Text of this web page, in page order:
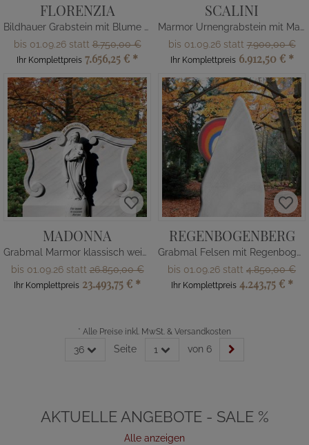
FLORENZIA
Bildhauer Grabstein mit Blume weiß
bis 01.09.26 statt8.750,00 €
Ihr Komplettpreis 7.656,25 € *
SCALINI
Marmor Urnengrabstein mit Madonna Figur
bis 01.09.26 statt7.900,00 €
Ihr Komplettpreis 6.912,50 € *
MADONNA
Grabmal Marmor klassisch weiß mit Maria Figur
bis 01.09.26 statt26.850,00 €
Ihr Komplettpreis 23.493,75 € *
REGENBOGENBERG
Grabmal Felsen mit Regenbogen
bis 01.09.26 statt 4.850,00 €
Ihr Komplettpreis 4.243,75 € *
* Alle Preise inkl. MwSt. & Versandkosten
36 Seite 1 von 6
AKTUELLE ANGEBOTE - SALE %
Alle anzeigen